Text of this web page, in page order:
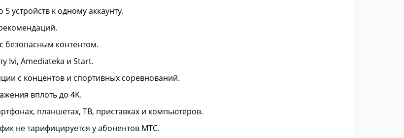
устройств к одному аккаунту.
безопасным контентом.
Ivi, Amediateka и Start.
с концентов и спортивных соревнований.
вплоть до 4K.
планшетах, ТВ, приставках и компьютеров.
не тарифицируется у абонентов МТС.